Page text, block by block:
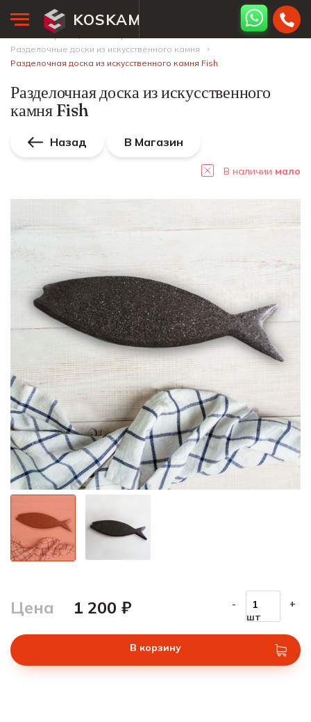
KOSKAM
Главная страница
Разделочные доски из искусственного камня
Разделочная доска из искусственного камня Fish
Разделочная доска из искусственного
камня Fish
Назад В Магазин
В наличии мало
Цена 1 200 ₽
-
шт
+
В корзину